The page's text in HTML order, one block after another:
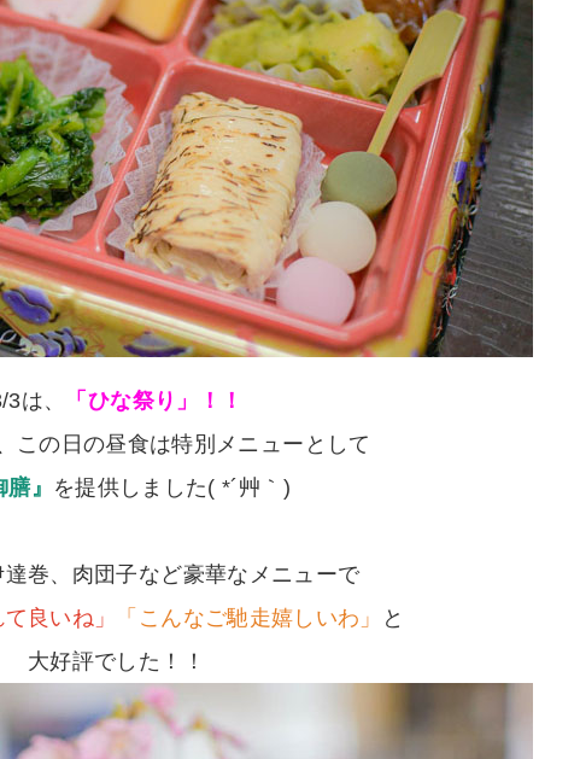
3は、
「ひな祭り」！！
この日の昼食は特別メニューとして
』 を提供しました( *´艸｀)
巻、肉団子など豪華なメニューで
良いね」
「こんなご馳走嬉しいわ」
と
大好評でした！！